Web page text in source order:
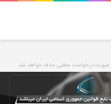
صورت درخواست مطلبی حذف خواهد شد